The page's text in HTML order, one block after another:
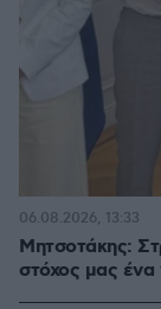
Μητσοτάκης:
στόχος μας ένα
06.08.2026, 13:33